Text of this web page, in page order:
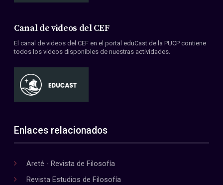
Canal de videos del CEF
El canal de videos del CEF en el portal eduCast de la PUCP contiene
todos los videos disponibles de nuestras actividades.
Enlaces relacionados
Areté - Revista de Filosofía
Revista Estudios de Filosofía